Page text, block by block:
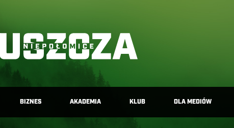
BIZNES AKADEMIA KLUB DLA MEDIÓW